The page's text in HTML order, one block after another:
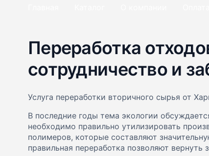
Переработка
сотрудничество и
Услуга переработки вторичного сырья от
В последние годы тема экологии
необходимо правильно утилизировать
полимеров, которые составляют
правильная переработка позволяют